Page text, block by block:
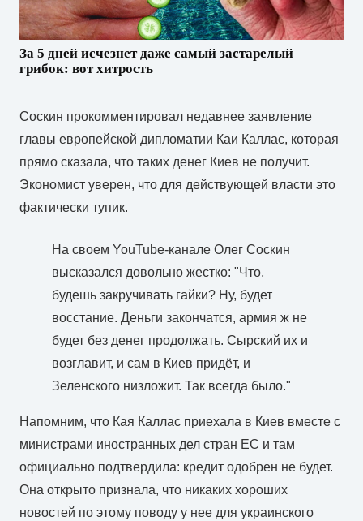
За 5 дней исчезнет даже самый застарелый
грибок: вот хитрость
Соскин прокомментировал недавнее заявление
главы европейской дипломатии Каи Каллас, которая
прямо сказала, что таких денег Киев не получит.
Экономист уверен, что для действующей власти это
фактически тупик.
На своем YouTube-канале Олег Соскин
высказался довольно жестко: "Что,
будешь закручивать гайки? Ну, будет
восстание. Деньги закончатся, армия ж не
будет без денег продолжать. Сырский их и
возглавит, и сам в Киев придёт, и
Зеленского низложит. Так всегда было."
Напомним, что Кая Каллас приехала в Киев вместе с
министрами иностранных дел стран ЕС и там
официально подтвердила: кредит одобрен не будет.
Она открыто признала, что никаких хороших
новостей по этому поводу у нее для украинского